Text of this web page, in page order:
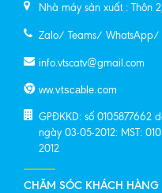
Nhà máy sản xuất : Thôn
Zalo/ Teams/ WhatsApp/
info.vtscatv@gmail.com
ww.vtscable.com
GPĐKKD: số 0105877662
ngày 03-05-2012: MST:
2012
CHĂM SÓC KHÁCH HÀNG